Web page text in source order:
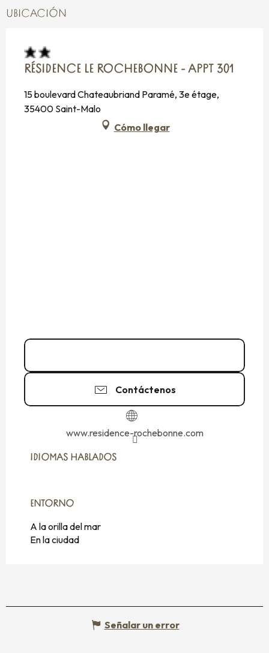
UBICACIÓN
RÉSIDENCE LE ROCHEBONNE - APPT 301
15 boulevard Chateaubriand Paramé, 3e étage,
35400 Saint-Malo
Cómo llegar
Contáctenos
www.residence-rochebonne.com
IDIOMAS HABLADOS
IDIOMAS HABLADOS
ENTORNO
ENTORNO
A la orilla del mar
En la ciudad
Señalar un error